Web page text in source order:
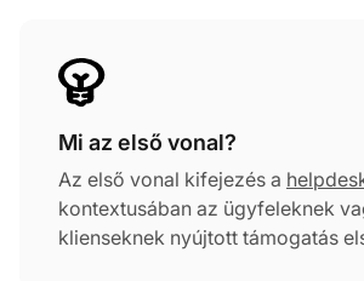
Mi az első vonal?
Az első vonal kifejezés a
kontextusában az ügyfeleknek
klienseknek nyújtott támogatás